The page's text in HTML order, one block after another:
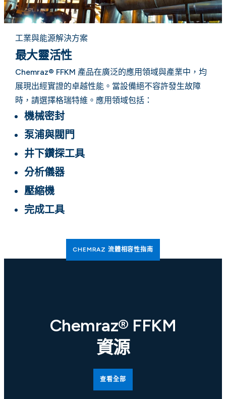
工業與能源解決方案
最大靈活性
Chemraz® FFKM 產品在廣泛的應用領域與產業中，均
展現出經實證的卓越性能。當設備絕不容許發生故障
時，請選擇格瑞特維。應用領域包括：
機械密封
泵浦與閥門
井下鑽探工具
分析儀器
壓縮機
完成工具
CHEMRAZ 流體相容性指南
Chemraz® FFKM
資源
查看全部